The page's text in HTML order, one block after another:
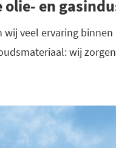
en
veel ervaring
wij